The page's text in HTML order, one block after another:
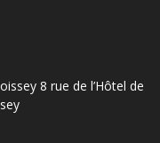
8 rue de l’Hôtel de